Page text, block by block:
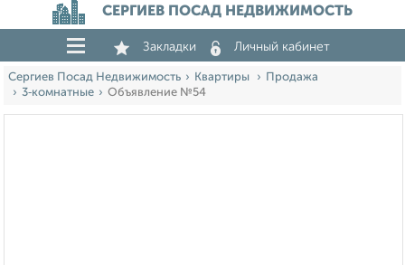
СЕРГИЕВ ПОСАД НЕДВИЖИМОСТЬ
Закладки Личный кабинет
Сергиев Посад Недвижимость Квартиры
Продажа
3‑комнатные
Объявление №54